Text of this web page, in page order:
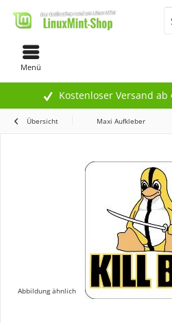
Kostenloser Versand
Menü
Übersicht Maxi Aufkleber
Abbildung ähnlich